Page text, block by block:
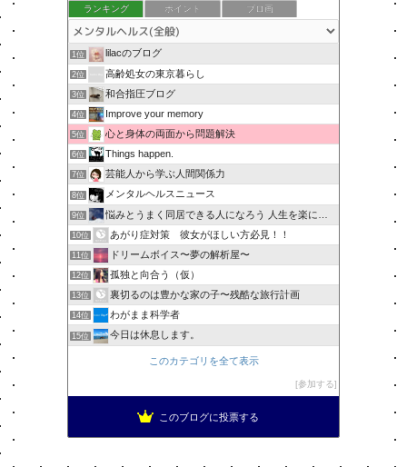
ランキング ポイント ブロ画
1位 lilacのブログ
2位 高齢処女の東京暮らし
3位 和合指圧ブログ
4位 Improve your memory
5位 心と身体の両面から問題解決
6位 Things happen.
7位 芸能人から学ぶ人間関係力
8位 メンタルヘルスニュース
9位 悩みとうまく同居できる人になろう 人生を楽に生きる簡単な…
10位 あがり症対策 彼女がほしい方必見！！
11位 ドリームボイス〜夢の解析屋〜
12位 孤独と向合う（仮）
13位 裏切るのは豊かな家の子〜残酷な旅行計画
14位 わがまま科学者
15位 今日は休息します。
このカテゴリを全て表示
参加する
このブログに投票する